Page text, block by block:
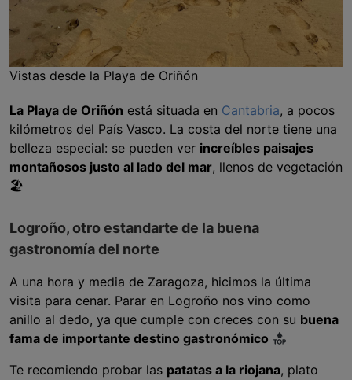
Vistas desde la Playa de Oriñón
La Playa de Oriñón está situada en Cantabria, a pocos
kilómetros del País Vasco. La costa del norte tiene una
belleza especial: se pueden ver increíbles paisajes
montañosos justo al lado del mar, llenos de vegetación
🏖
Logroño, otro estandarte de la buena
gastronomía del norte
A una hora y media de Zaragoza, hicimos la última
visita para cenar. Parar en Logroño nos vino como
anillo al dedo, ya que cumple con creces con su buena
fama de importante destino gastronómico
Te recomiendo probar las patatas a la riojana, plato